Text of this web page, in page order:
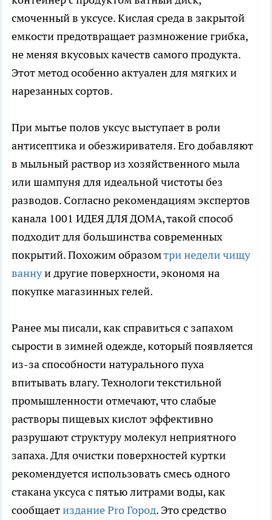
смоченный в уксусе. Кислая среда в закрытой
емкости предотвращает размножение грибка,
не меняя вкусовых качеств самого продукта.
Этот метод особенно актуален для мягких и
нарезанных сортов.
При мытье полов уксус выступает в роли
антисептика и обезжиривателя. Его добавляют
в мыльный раствор из хозяйственного мыла
или шампуня для идеальной чистоты без
разводов. Согласно рекомендациям экспертов
канала 1001 ИДЕЯ ДЛЯ ДОМА, такой способ
подходит для большинства современных
покрытий. Похожим образомтри недели чищу
ваннуи другие поверхности, экономя на
покупке магазинных гелей.
Ранее мы писали, как справиться с запахом
сырости в зимней одежде, который появляется
из-за способности натурального пуха
впитывать влагу. Технологи текстильной
промышленности отмечают, что слабые
растворы пищевых кислот эффективно
разрушают структуру молекул неприятного
запаха. Для очистки поверхностей куртки
рекомендуется использовать смесь одного
стакана уксуса с пятью литрами воды, как
сообщаетиздание Pro Город. Это средство